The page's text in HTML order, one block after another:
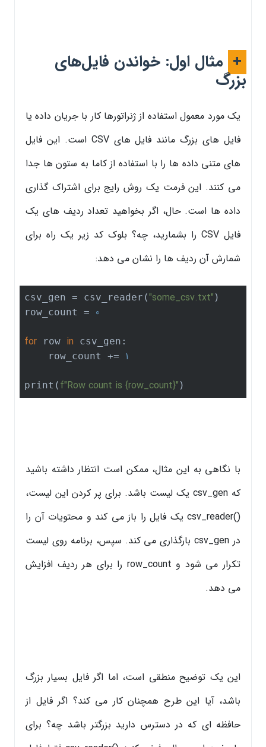
+ مثال اول: خواندن فایل‌های
بزرگ
یک مورد معمول استفاده از ژنراتورها کار با جریان داده یا
فایل های بزرگ مانند فایل های CSV است. این فایل
های متنی داده ها را با استفاده از کاما به ستون ها جدا
می کنند. این فرمت یک روش رایج برای اشتراک گذاری
داده ها است. حال، اگر بخواهید تعداد ردیف های یک
فایل CSV را بشمارید، چه؟ بلوک کد زیر یک راه برای
شمارش آن ردیف ها را نشان می دهد:
csv_gen = csv_reader("some_csv.txt" )
row_count = 0
for row in csv_gen:
    row_count +=
1
print( f"Row count is {row_count}" )
با نگاهی به این مثال، ممکن است انتظار داشته باشید
که csv_gen یک لیست باشد. برای پر کردن این لیست،
()csv_reader یک فایل را باز می کند و محتویات آن را
در csv_gen بارگذاری می کند. سپس، برنامه روی لیست
تکرار می شود و row_count را برای هر ردیف افزایش
می دهد.
این یک توضیح منطقی است، اما اگر فایل بسیار بزرگ
باشد، آیا این طرح همچنان کار می کند؟ اگر فایل از
حافظه ای که در دسترس دارید بزرگتر باشد چه؟ برای